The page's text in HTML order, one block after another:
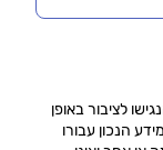
לציבור באופן
הנכון עבורו